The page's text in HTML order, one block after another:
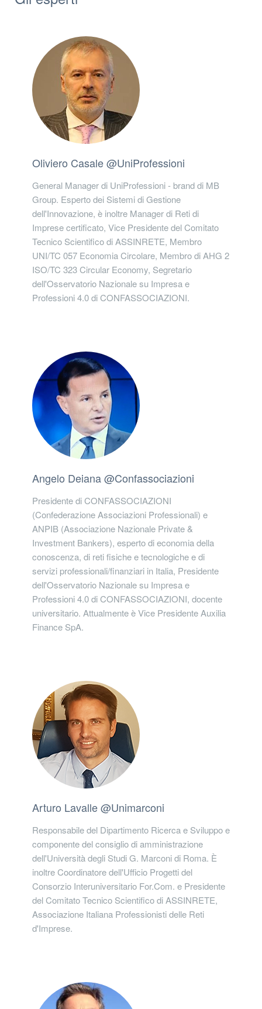
Oliviero Casale @UniProfessioni
General Manager di UniProfessioni - brand di MB
Group. Esperto dei Sistemi di Gestione
dell'Innovazione, è inoltre Manager di Reti di
Imprese certificato, Vice Presidente del Comitato
Tecnico Scientifico di ASSINRETE, Membro
UNI/TC 057 Economia Circolare, Membro di AHG 2
ISO/TC 323 Circular Economy, Segretario
dell'Osservatorio Nazionale su Impresa e
Professioni 4.0 di CONFASSOCIAZIONI.
Angelo Deiana @Confassociazioni
Presidente di CONFASSOCIAZIONI
(Confederazione Associazioni Professionali) e
ANPIB (Associazione Nazionale Private &
Investment Bankers), esperto di economia della
conoscenza, di reti fisiche e tecnologiche e di
servizi professionali/finanziari in Italia, Presidente
dell'Osservatorio Nazionale su Impresa e
Professioni 4.0 di CONFASSOCIAZIONI, docente
universitario. Attualmente è Vice Presidente Auxilia
Finance SpA.
Arturo Lavalle @Unimarconi
Responsabile del Dipartimento Ricerca e Sviluppo e
componente del consiglio di amministrazione
dell'Università degli Studi G. Marconi di Roma. È
inoltre Coordinatore dell'Ufficio Progetti del
Consorzio Interuniversitario For.Com. e Presidente
del Comitato Tecnico Scientifico di ASSINRETE,
Associazione Italiana Professionisti delle Reti
d'Imprese.